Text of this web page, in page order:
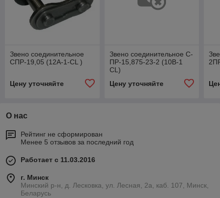
Звено соединительное
СПР-19,05 (12А-1-CL )
Цену уточняйте
Звено соединительное С-
ПР-15,875-23-2 (10В-1
CL)
Цену уточняйте
О нас
Рейтинг не сформирован
Менее 5 отзывов за последний год
Работает с 11.03.2016
г. Минск
Минский р-н, д. Лесковка, ул. Лесная, 2а, каб. 107, Минск,
Беларусь